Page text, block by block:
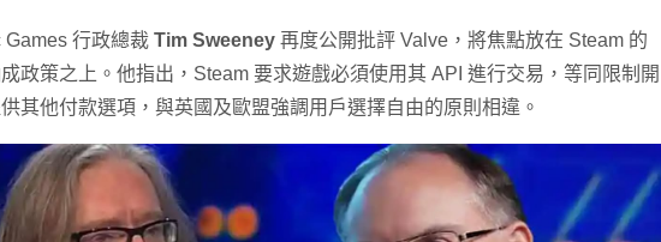
行政總裁 Tim Sweeney 再度公開批評 Valve，將焦點放在 Steam 的
政策之上。他指出，Steam 要求遊戲必須使用其 API 進行交易，等同限制開
其他付款選項，與英國及歐盟強調用戶選擇自由的原則相違。